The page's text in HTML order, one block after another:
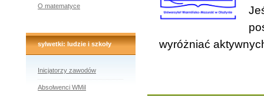
O matematyce
sylwetki: ludzie i szkoły
Inicjatorzy zawodów
Absolwenci WMiI
wyróżniać